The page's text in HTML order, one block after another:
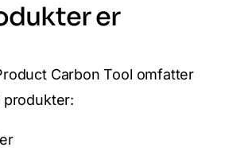
er
Carbon Tool omfatter